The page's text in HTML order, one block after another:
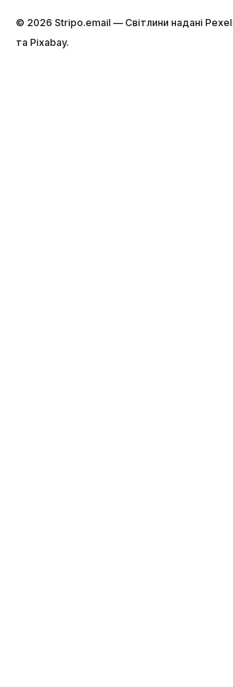
© 2026 Stripо.email — Світлини надані
та Pixabay.